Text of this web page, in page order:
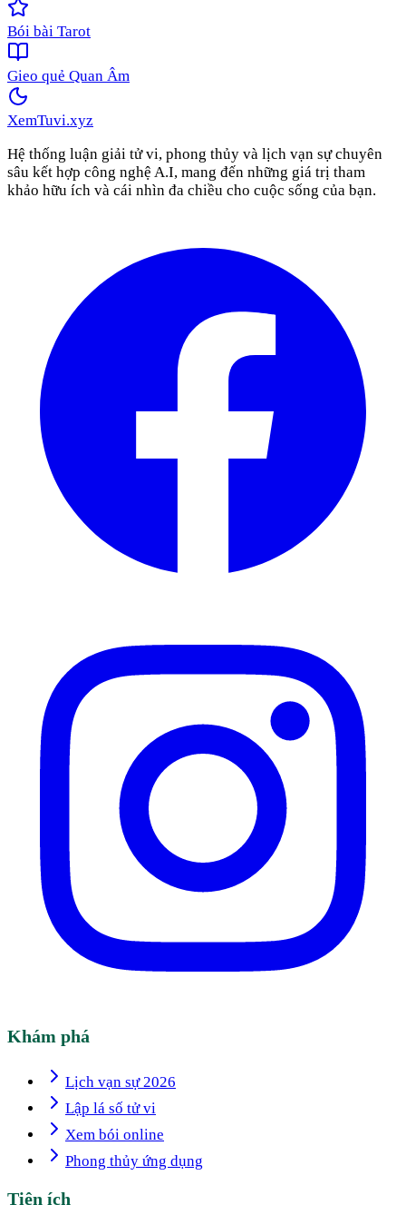
Bói bài Tarot
Gieo quẻ Quan Âm
XemTuvi.xyz
Hệ thống luận giải tử vi, phong thủy và lịch vạn sự chuyên
sâu kết hợp công nghệ A.I, mang đến những giá trị tham
khảo hữu ích và cái nhìn đa chiều cho cuộc sống của bạn.
Khám phá
Lịch vạn sự 2026
Lập lá số tử vi
Xem bói online
Phong thủy ứng dụng
Tiện ích